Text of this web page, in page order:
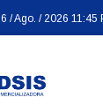
6 / Ago. / 2026 11:45